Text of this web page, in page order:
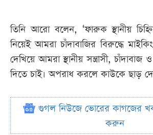
তিনি আরো বলেন, ‘ফারুক স্থানীয়
নিয়েই আমরা চাঁদাবাজির বিরুদ্ধে
দেখিয়ে আমরা স্থানীয় সন্ত্রাসী, চাঁদাবাজ
দিতে চাই। অপরাধ করলে কাউকে ছাড়
গুগল নিউজে ভোরের কাগজের
করুন